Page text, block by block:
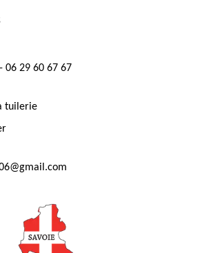
- 06 29 60 67 67
tuilerie